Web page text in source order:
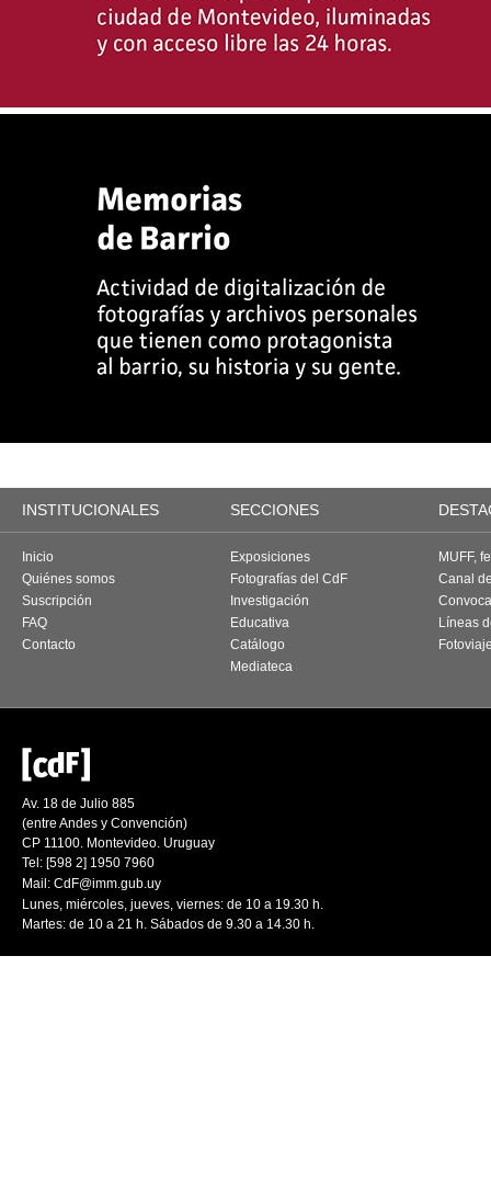
INSTITUCIONALES SECCIONES
Inicio
Quiénes somos
Suscripción
FAQ
Contacto
Exposiciones
Fotografías del CdF
Investigación
Educativa
Catálogo
Mediateca
MUFF,
Canal
Líneas
Av. 18 de Julio 885
(entre Andes y Convención)
CP 11100. Montevideo. Uruguay
Tel: [598 2] 1950 7960
Mail: CdF@imm.gub.uy
Lunes, miércoles, jueves, viernes: de 10 a 19.30 h.
Martes: de 10 a 21 h. Sábados de 9.30 a 14.30 h.